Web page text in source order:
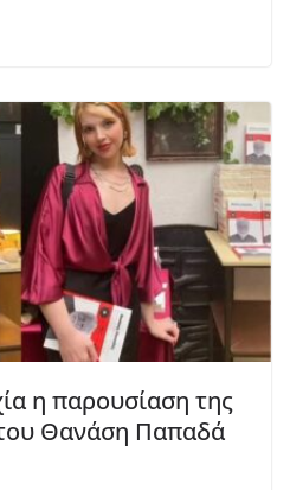
η παρουσίαση της
Θανάση Παπαδά